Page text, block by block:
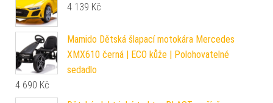
4 139 Kč
Mamido Dětská šlapací motokára Mercedes
XMX610 černá | ECO kůže | Polohovatelné
sedadlo
4 690 Kč